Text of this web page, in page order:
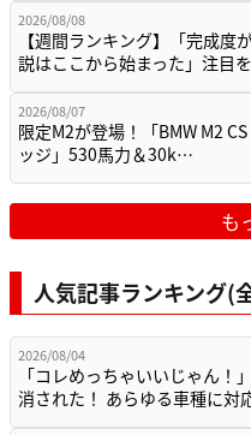
2026/08/08
【週間ランキング】「完成
説はここから始まった」注目
2026/08/07
限定M2が登場！「BMW M2
ッジ」530馬力＆30k…
も
人気記事ランキング(
2026/08/04
「コレめっちゃいいじゃん！
消された！ あらゆる車種に対